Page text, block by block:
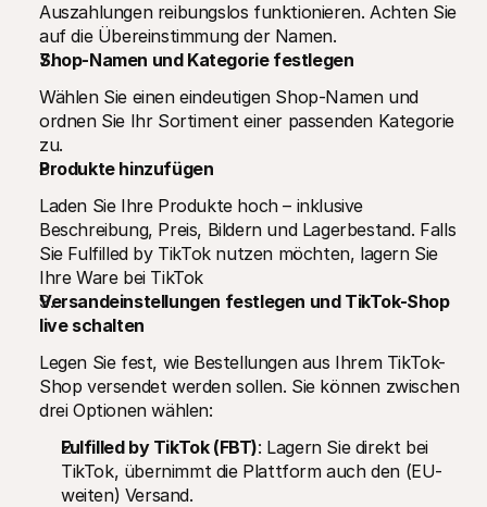
Auszahlungen reibungslos funktionieren. Achten Sie
auf die Übereinstimmung der Namen.
Shop-Namen und Kategorie festlegen
Wählen Sie einen eindeutigen Shop-Namen und
ordnen Sie Ihr Sortiment einer passenden Kategorie
zu.
Produkte hinzufügen
Laden Sie Ihre Produkte hoch – inklusive
Beschreibung, Preis, Bildern und Lagerbestand. Falls
Sie Fulfilled by TikTok nutzen möchten, lagern Sie
Ihre Ware bei TikTok
Versandeinstellungen festlegen und TikTok-Shop
live schalten
Legen Sie fest, wie Bestellungen aus Ihrem TikTok-
Shop versendet werden sollen. Sie können zwischen
drei Optionen wählen:
Fulfilled by TikTok (FBT): Lagern Sie direkt bei
TikTok, übernimmt die Plattform auch den (EU-
weiten) Versand.